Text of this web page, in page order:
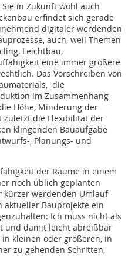
in Zukunft wohl auch
erfindet sich gerade
digitaler werdenden
auch, weil Themen
Leichtbau,
eine immer größere
Das Vorschreiben von
die
im Zusammenhang
Höhe, Minderung der
zuletzt die Flexibilität der
klingenden ­Bauaufgabe
, Planungs- und
der Räume in einem
noch üblich geplanten
kürzer werdenden Umlauf-
aktueller Bauprojekte ein
Ich muss nicht als
und damit leicht abreißbar
kleinen oder größeren, in
zu gehenden Schritten,